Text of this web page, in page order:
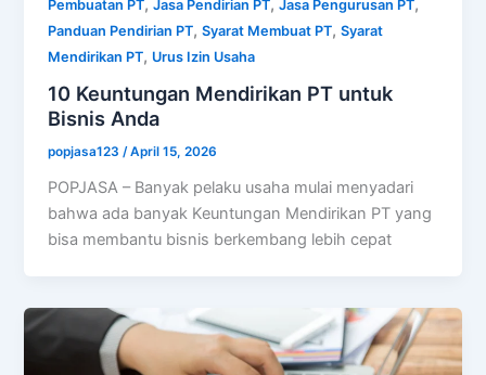
Pembuatan PT Jasa Pendirian PT Jasa Pengurusan PT
Panduan Pendirian PT,Syarat Membuat PT,Syarat
Mendirikan PT, Urus Izin Usaha
10 Keuntungan Mendirikan PT untuk
Bisnis Anda
popjasa123/April 15, 2026
POPJASA – Banyak pelaku usaha mulai menyadari
bahwa ada banyak Keuntungan Mendirikan PT yang
bisa membantu bisnis berkembang lebih cepat